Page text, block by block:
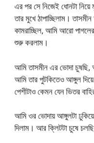
এর পর সে নিজেই ধোনটা
তার মুখে ঠাপাচ্ছিলাম।
কামরাচ্ছিল, আমি আরো
শুরু করলাম।
আমি তাসমীন এর ভোদা
আমি তার পুটকিতেও আঙ্গুল
পেশীটাও কেমন যেন ভিতর
আমি ওর ভোদায় আঙ্গুলটা
দিলাম। আর ক্লিটটা চুষে